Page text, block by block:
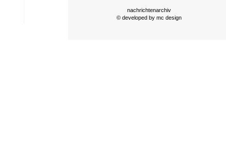
nachrichtenarchiv
© developed by mc design